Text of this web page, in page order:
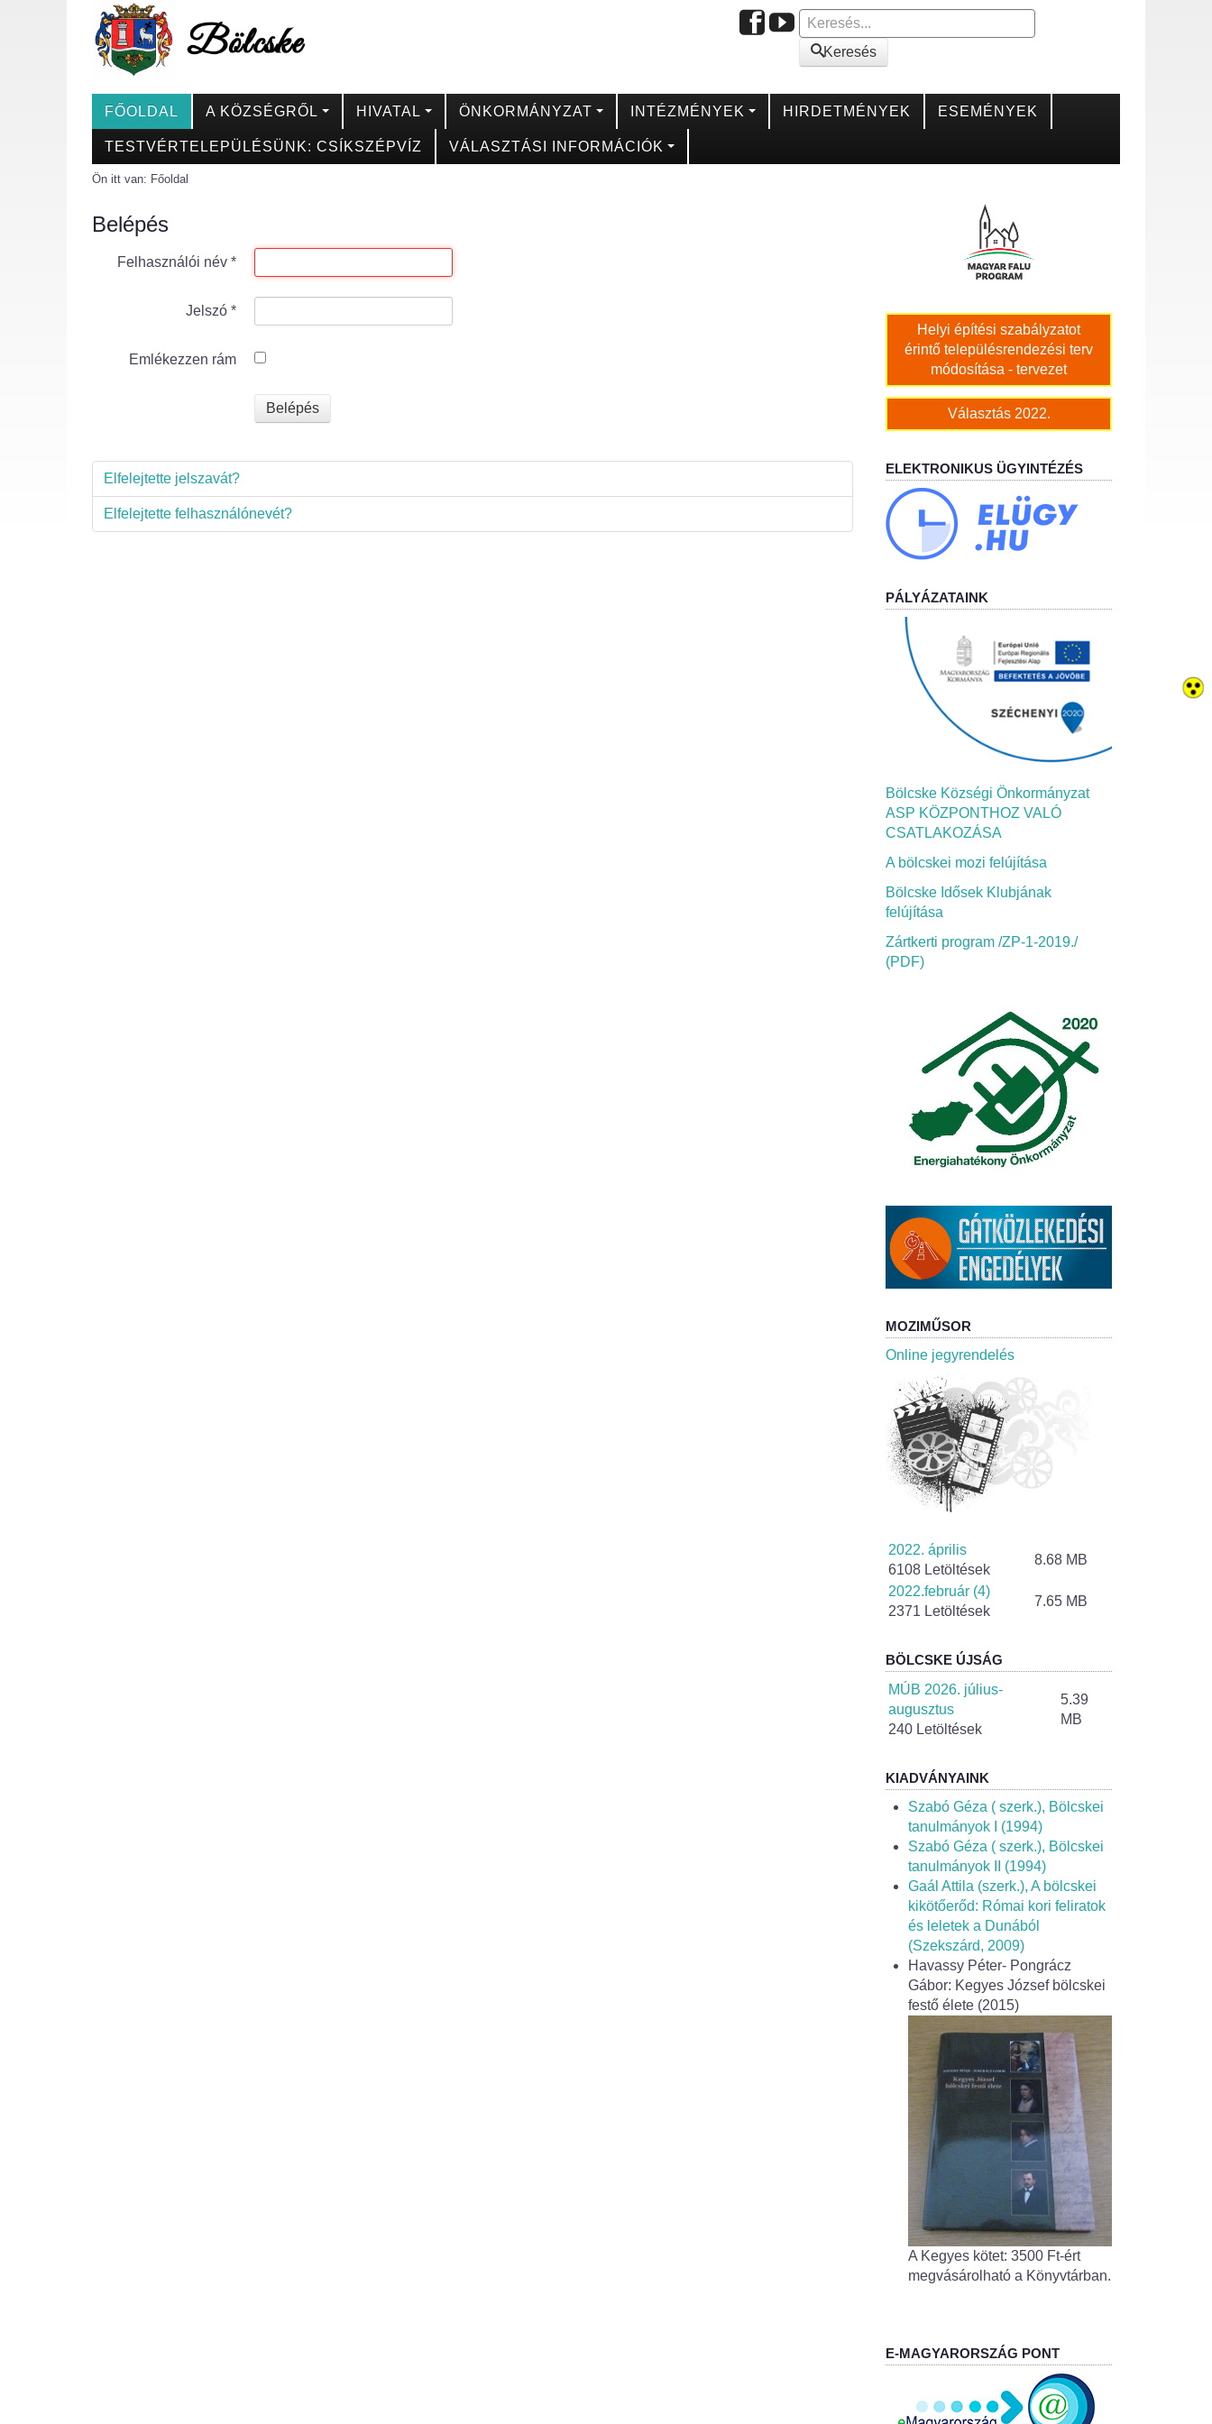
Keresés
FŐOLDAL A KÖZSÉGRŐL HIVATAL ÖNKORMÁNYZAT INTÉZMÉNYEK HIRDETMÉNYEK ESEMÉNYEK
TESTVÉRTELEPÜLÉSÜNK: CSÍKSZÉPVÍZ VÁLASZTÁSI INFORMÁCIÓK
Ön itt van: Főoldal
Belépés
Felhasználói név *
Jelszó *
Emlékezzen rám
Belépés
Elfelejtette jelszavát?
Elfelejtette felhasználónevét?
Helyi építési szabályzatot
érintő településrendezési terv
módosítása - tervezet
Választás 2022.
ELEKTRONIKUS ÜGYINTÉZÉS
PÁLYÁZATAINK
Bölcske Községi Önkormányzat
ASP KÖZPONTHOZ VALÓ
CSATLAKOZÁSA
A bölcskei mozi felújítása
Bölcske Idősek Klubjának
felújítása
Zártkerti program /ZP-1-2019./
(PDF)
MOZIMŰSOR
Online jegyrendelés
2022. április
6108 Letöltések
8.68 MB
2022.február (4)
2371 Letöltések
7.65 MB
BÖLCSKE ÚJSÁG
MÚB 2026. július-
augusztus
240 Letöltések
5.39
MB
KIADVÁNYAINK
Szabó Géza ( szerk.), Bölcskei
tanulmányok I (1994)
Szabó Géza ( szerk.), Bölcskei
tanulmányok II (1994)
Gaál Attila (szerk.), A bölcskei
kikötőerőd: Római kori feliratok
és leletek a Dunából
(Szekszárd, 2009)
Havassy Péter- Pongrácz
Gábor: Kegyes József bölcskei
festő élete (2015)
A Kegyes kötet: 3500 Ft-ért
megvásárolható a Könyvtárban.
E-MAGYARORSZÁG PONT